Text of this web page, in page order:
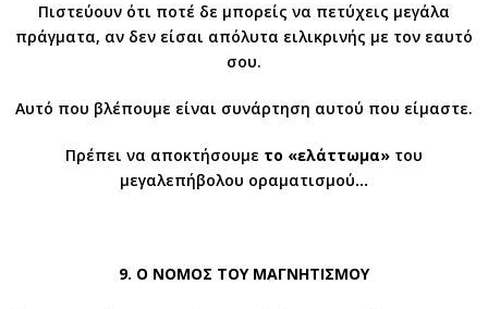
Πιστεύουν ότι ποτέ δε μπορείς να πετύχεις μεγάλα
πράγματα, αν δεν είσαι απόλυτα ειλικρινής με τον εαυτό
σου.
Αυτό που βλέπουμε είναι συνάρτηση αυτού που είμαστε.
Πρέπει να αποκτήσουμε το «ελάττωμα» του
μεγαλεπήβολου οραματισμού…
9. Ο ΝΟΜΟΣ ΤΟΥ ΜΑΓΝΗΤΙΣΜΟΥ